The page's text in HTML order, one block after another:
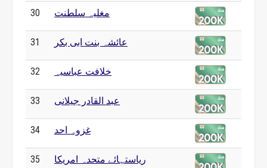
30 مغلیہ سلطنت
31 عائشہ بنت ابی بکر
32 خلافت عباسیہ
33 عبد القادر جیلانی
34 غزوہ احد
35 ریاستہائے متحدہ امریکا